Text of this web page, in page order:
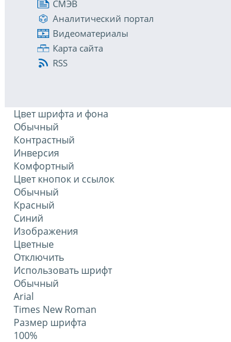
СМЭВ
Аналитический портал
Видеоматериалы
Карта сайта
RSS
Цвет шрифта и фона
Обычный
Контрастный
Инверсия
Комфортный
Цвет кнопок и ссылок
Обычный
Красный
Синий
Изображения
Цветные
Отключить
Использовать шрифт
Обычный
Arial
Times New Roman
Размер шрифта
100%